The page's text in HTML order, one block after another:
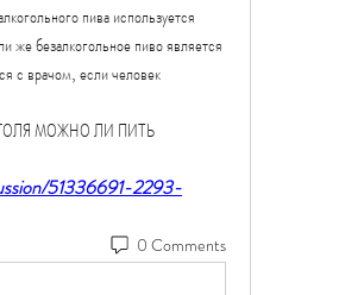
пива используется
же безалкогольное пиво является
с врачом, если человек
МОЖНО ЛИ ПИТЬ
51336691-2293-
0 Comments